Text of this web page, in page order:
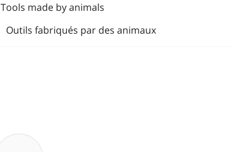
Tools made by animals
Outils fabriqués par des animaux